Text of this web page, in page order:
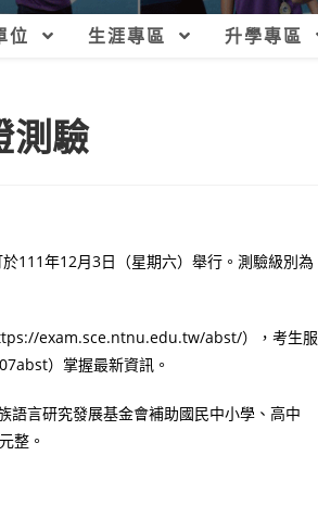
位 生涯專區 升學專區
測驗
111年12月3日（星期六）舉行。測驗級別為
exam.sce.ntnu.edu.tw/abst/），考生服
）掌握最新資訊。
語言研究發展基金會補助國民中小學、高中
整。